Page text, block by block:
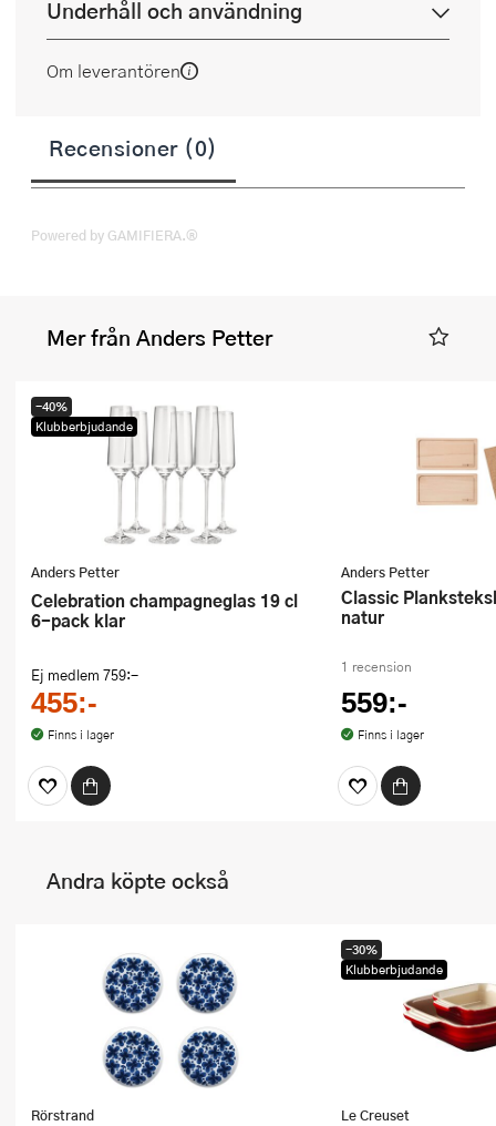
Underhåll och användning
Om leverantören
Recensioner (0)
Powered by GAMIFIERA.®
Mer från Anders Petter
Anders Petter
Celebration champagneglas 19 cl
6-pack klar
Ej medlem 759:-
455:-
Finns i lager
-40%
Klubberbjudande
Anders Petter
Classic Planksteksbräda 2-pack
natur
1 recension
559:-
Finns i lager
Andra köpte också
Rörstrand Le Creuset
-30%
Klubberbjudande